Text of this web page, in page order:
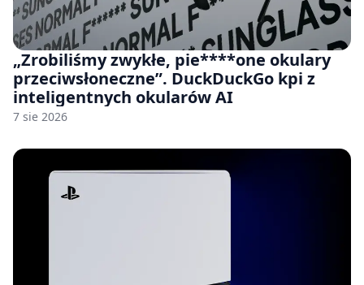
„Zrobiliśmy zwykłe, pie****one okulary
przeciwsłoneczne”. DuckDuckGo kpi z
inteligentnych okularów AI
7 sie 2026